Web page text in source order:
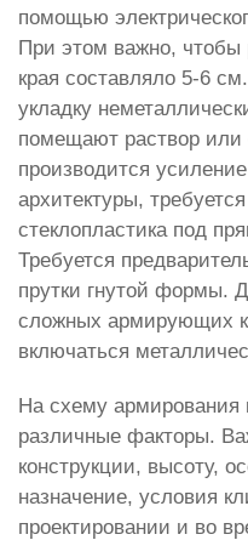
помощью
При этом важно, чтобы
края составляло 5-6
укладку
помещают раствор или
производится
архитектуры,
стеклопластика под
Требуется
прутки гнутой формы.
сложных армирующих
включаться
На схему армирования
различные факторы.
конструкции, высоту,
назначение, условия
проектировании и во